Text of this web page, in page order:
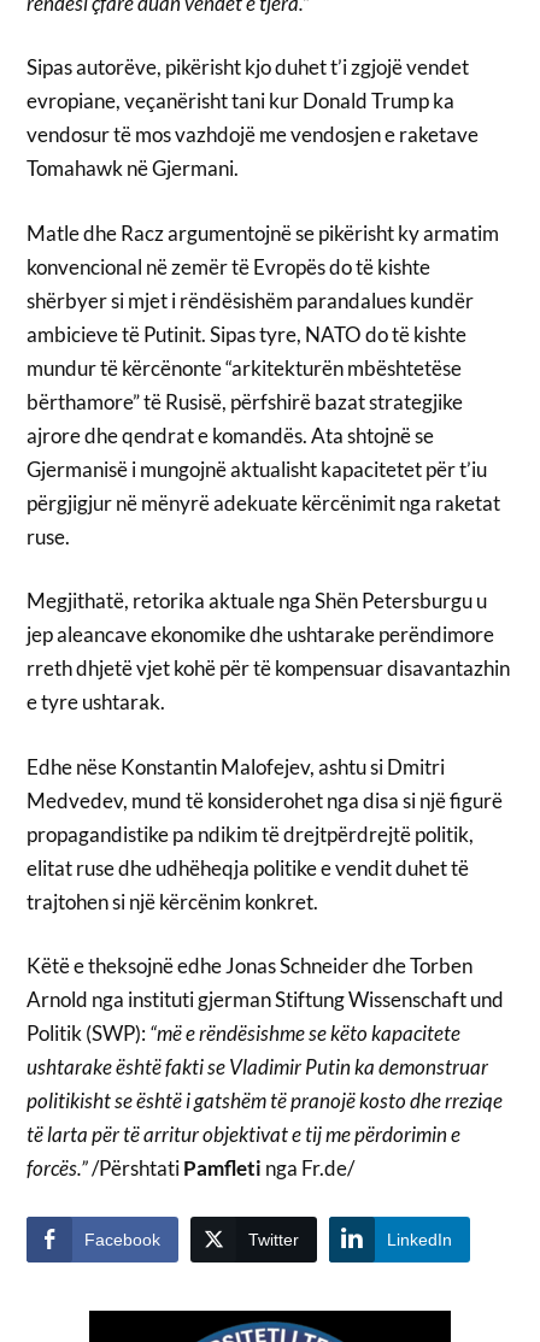
Sipas autorëve, pikërisht kjo duhet t’i zgjojë vendet
evropiane, veçanërisht tani kur Donald Trump ka
vendosur të mos vazhdojë me vendosjen e raketave
Tomahawk në Gjermani.
Matle dhe Racz argumentojnë se pikërisht ky armatim
konvencional në zemër të Evropës do të kishte
shërbyer si mjet i rëndësishëm parandalues kundër
ambicieve të Putinit. Sipas tyre, NATO do të kishte
mundur të kërcënonte “arkitekturën mbështetëse
bërthamore” të Rusisë, përfshirë bazat strategjike
ajrore dhe qendrat e komandës. Ata shtojnë se
Gjermanisë i mungojnë aktualisht kapacitetet për t’iu
përgjigjur në mënyrë adekuate kërcënimit nga raketat
ruse.
Megjithatë, retorika aktuale nga Shën Petersburgu u
jep aleancave ekonomike dhe ushtarake perëndimore
rreth dhjetë vjet kohë për të kompensuar disavantazhin
e tyre ushtarak.
Edhe nëse Konstantin Malofejev, ashtu si Dmitri
Medvedev, mund të konsiderohet nga disa si një figurë
propagandistike pa ndikim të drejtpërdrejtë politik,
elitat ruse dhe udhëheqja politike e vendit duhet të
trajtohen si një kërcënim konkret.
Këtë e theksojnë edhe Jonas Schneider dhe Torben
Arnold nga instituti gjerman Stiftung Wissenschaft und
Politik (SWP):“më e rëndësishme se këto kapacitete
ushtarake është fakti se Vladimir Putin ka demonstruar
politikisht se është i gatshëm të pranojë kosto dhe rreziqe
të larta për të arritur objektivat e tij me përdorimin e
forcës.”/PërshtatiPamfleti nga Fr.de/
Facebook Twitter LinkedIn